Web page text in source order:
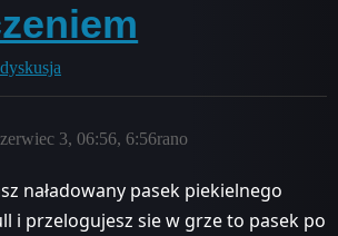
3, 06:56, 6:56rano
naładowany pasek piekielnego
i przelogujesz sie w grze to pasek po